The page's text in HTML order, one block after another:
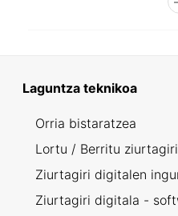
Laguntza teknikoa
Orria bistaratzea
Lortu / Berritu
Ziurtagiri digitalen
Ziurtagiri digitala -